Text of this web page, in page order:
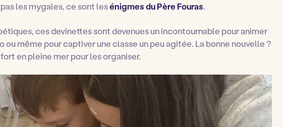
les mygales, ce sont lesénigmes du Père Fouras.
ces devinettes sont devenues un incontournable pour animer
ou même pour captiver une classe un peu agitée. La bonne nouvelle ?
en pleine mer pour les organiser.